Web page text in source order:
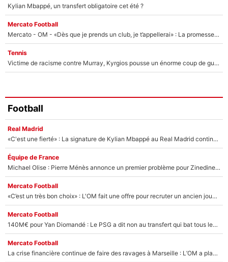
Kylian Mbappé, un transfert obligatoire cet été ?
Mercato Football
Mercato - OM - «Dès que je prends un club, je t’appellerai» : La promesse de Marcelino au moment de claquer la porte
Tennis
Victime de racisme contre Murray, Kyrgios pousse un énorme coup de gueule !
Football
Real Madrid
«C'est une fierté» : La signature de Kylian Mbappé au Real Madrid continue de régaler l'Espagne
Équipe de France
Michael Olise : Pierre Ménès annonce un premier problème pour Zinedine Zidane en équipe de France
Mercato Football
«C’est un très bon choix» : L'OM fait une offre pour recruter un ancien joueur du PSG... et c'est validé dans l'After Foot !
Mercato Football
140M€ pour Yan Diomandé : Le PSG a dit non au transfert qui bat tous les records sur le mercato
Mercato Football
La crise financière continue de faire des ravages à Marseille : L’OM a placé 12 joueurs sur le marché des transferts… et ça pourrait lui rapporter près de 100M€ !